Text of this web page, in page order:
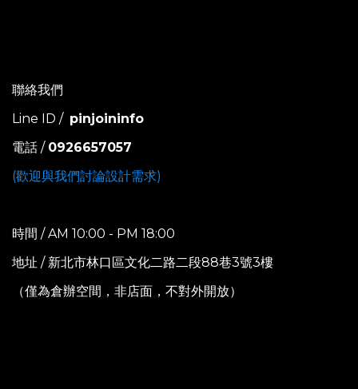
聯絡我們
Line ID / pinjoininfo
電話 / 0926657057
(歡迎與我們討論設計需求)
時間 / AM 10:00 - PM 18:00
地址 / 新北市林口區文化二路二段88巷3號3樓
（僅為倉辦空間，非店面，不對外開放）